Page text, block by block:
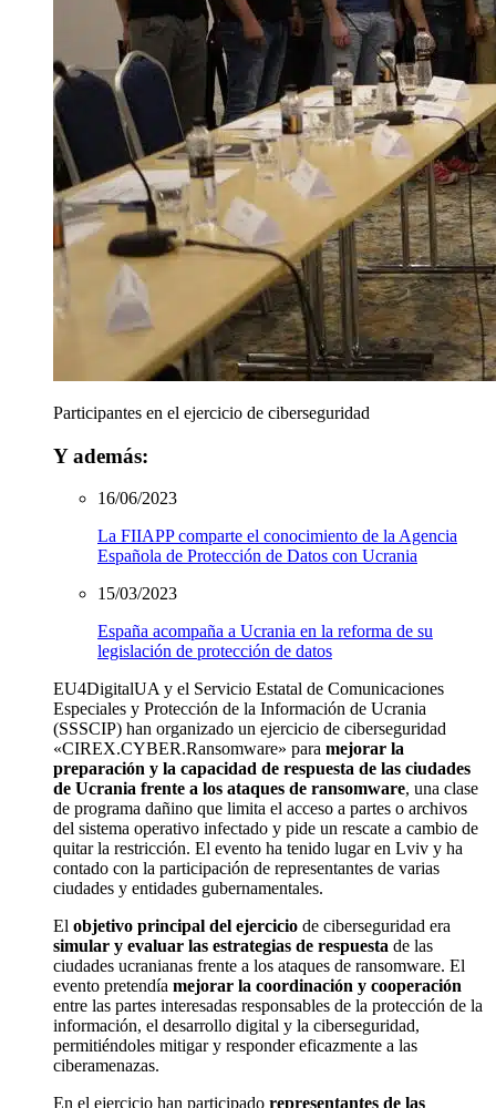
Participantes en el ejercicio de ciberseguridad
Y además:
16/06/2023
La FIIAPP comparte el conocimiento de la Agencia
Española de Protección de Datos con Ucrania
15/03/2023
España acompaña a Ucrania en la reforma de su
legislación de protección de datos
EU4DigitalUA y el Servicio Estatal de Comunicaciones
Especiales y Protección de la Información de Ucrania
(SSSCIP) han organizado un ejercicio de ciberseguridad
«CIREX.CYBER.Ransomware» para mejorar la
preparación y la capacidad de respuesta de las ciudades
de Ucrania frente a los ataques de ransomware, una clase
de programa dañino que limita el acceso a partes o archivos
del sistema operativo infectado y pide un rescate a cambio de
quitar la restricción. El evento ha tenido lugar en Lviv y ha
contado con la participación de representantes de varias
ciudades y entidades gubernamentales.
El objetivo principal del ejercicio de ciberseguridad era
simular y evaluar las estrategias de respuesta de las
ciudades ucranianas frente a los ataques de ransomware. El
evento pretendía mejorar la coordinación y cooperación
entre las partes interesadas responsables de la protección de la
información, el desarrollo digital y la ciberseguridad,
permitiéndoles mitigar y responder eficazmente a las
ciberamenazas.
En el ejercicio han participado representantes de las